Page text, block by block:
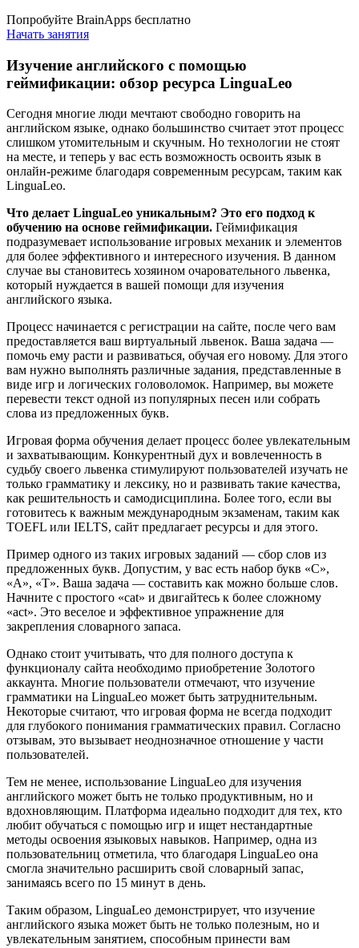
Попробуйте BrainApps бесплатно
Начать занятия
Изучение английского с помощью
геймификации: обзор ресурса LinguaLeo
Сегодня многие люди мечтают свободно говорить на
английском языке, однако большинство считает этот процесс
слишком утомительным и скучным. Но технологии не стоят
на месте, и теперь у вас есть возможность освоить язык в
онлайн-режиме благодаря современным ресурсам, таким как
LinguaLeo.
Что делает LinguaLeo уникальным? Это его подход к
обучению на основе геймификации. Геймификация
подразумевает использование игровых механик и элементов
для более эффективного и интересного изучения. В данном
случае вы становитесь хозяином очаровательного львенка,
который нуждается в вашей помощи для изучения
английского языка.
Процесс начинается с регистрации на сайте, после чего вам
предоставляется ваш виртуальный львенок. Ваша задача —
помочь ему расти и развиваться, обучая его новому. Для этого
вам нужно выполнять различные задания, представленные в
виде игр и логических головоломок. Например, вы можете
перевести текст одной из популярных песен или собрать
слова из предложенных букв.
Игровая форма обучения делает процесс более увлекательным
и захватывающим. Конкурентный дух и вовлеченность в
судьбу своего львенка стимулируют пользователей изучать не
только грамматику и лексику, но и развивать такие качества,
как решительность и самодисциплина. Более того, если вы
готовитесь к важным международным экзаменам, таким как
TOEFL или IELTS, сайт предлагает ресурсы и для этого.
Пример одного из таких игровых заданий — сбор слов из
предложенных букв. Допустим, у вас есть набор букв «C»,
«A», «T». Ваша задача — составить как можно больше слов.
Начните с простого «cat» и двигайтесь к более сложному
«act». Это веселое и эффективное упражнение для
закрепления словарного запаса.
Однако стоит учитывать, что для полного доступа к
функционалу сайта необходимо приобретение Золотого
аккаунта. Многие пользователи отмечают, что изучение
грамматики на LinguaLeo может быть затруднительным.
Некоторые считают, что игровая форма не всегда подходит
для глубокого понимания грамматических правил. Согласно
отзывам, это вызывает неоднозначное отношение у части
пользователей.
Тем не менее, использование LinguaLeo для изучения
английского может быть не только продуктивным, но и
вдохновляющим. Платформа идеально подходит для тех, кто
любит обучаться с помощью игр и ищет нестандартные
методы освоения языковых навыков. Например, одна из
пользовательниц отметила, что благодаря LinguaLeo она
смогла значительно расширить свой словарный запас,
занимаясь всего по 15 минут в день.
Таким образом, LinguaLeo демонстрирует, что изучение
английского языка может быть не только полезным, но и
увлекательным занятием, способным принести вам